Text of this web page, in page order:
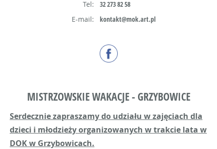
Tel:
32 273 82 58
E-mail:
kontakt@mok.art.pl
MISTRZOWSKIE WAKACJE - GRZYBOWICE
Serdecznie zapraszamy do udziału w zajęciach dla
dzieci i młodzieży organizowanych w trakcie lata w
DOK w Grzybowicach.